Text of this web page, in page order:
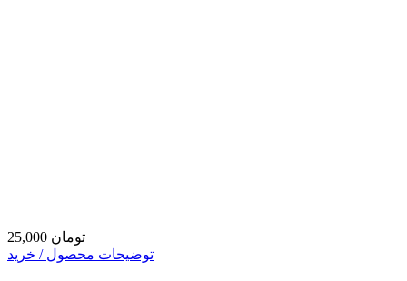
25,000 تومان
توضیحات محصول / خرید